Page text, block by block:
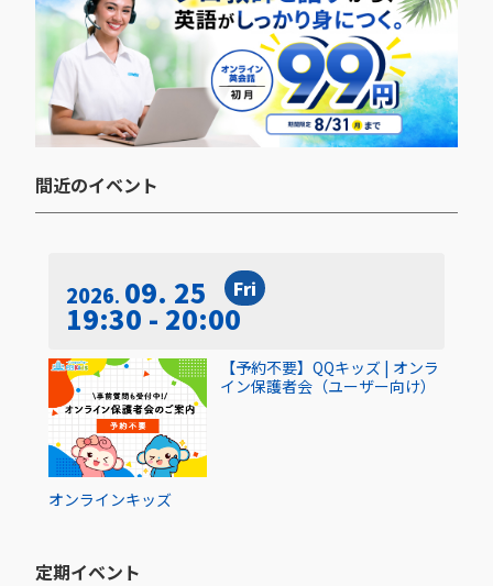
間近のイベント​
2026 09. 25 Fri
19:30 - 20:00
オンラインキッズ
【予約不要】QQキッズ | オンラ
イン保護者会（ユーザー向け）
定期イベント​